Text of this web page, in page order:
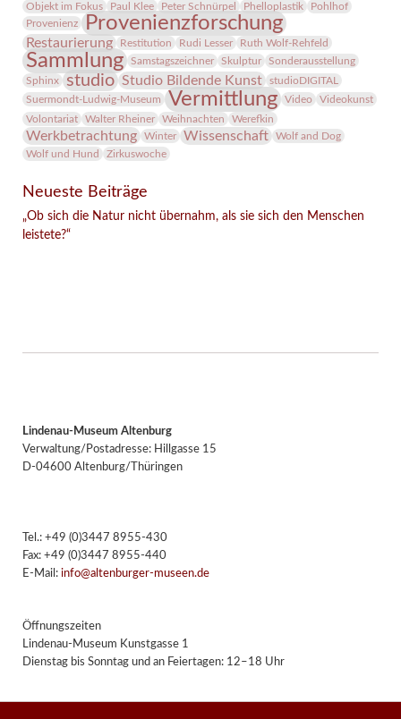
Objekt im Fokus
Paul Klee Peter Schnürpel Phelloplastik
Pohlhof
Provenienz
Provenienzforschung
Restaurierung Restitution Rudi Lesser Ruth Wolf-Rehfeld
Sammlung Samstagszeichner Skulptur
Sonderausstellung
Sphinx
studio Studio Bildende Kunst
studioDIGITAL
Suermondt-Ludwig-Museum
Vermittlung Video
Videokunst
Volontariat
Walter Rheiner Weihnachten Werefkin
Werkbetrachtung Winter Wissenschaft
Wolf and Dog
Wolf und Hund
Zirkuswoche
Neueste Beiträge
„Ob sich die Natur nicht übernahm, als sie sich den Menschen
leistete?“
Lindenau-Museum Altenburg
Verwaltung/Postadresse: Hillgasse 15
D-04600 Altenburg/Thüringen
Tel.: +49 (0)3447 8955-430
Fax: +49 (0)3447 8955-440
E-Mail: info@altenburger-museen.de
Öffnungszeiten
Lindenau-Museum Kunstgasse 1
Dienstag bis Sonntag und an Feiertagen: 12–18 Uhr